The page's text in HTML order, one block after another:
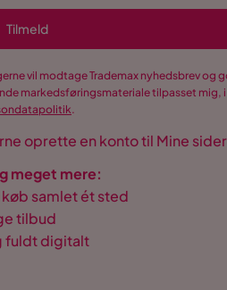
Tilmeld
vil modtage Trademax nyhedsbrev og
markedsføringsmateriale tilpasset mig,
.
oprette en konto til Mine
meget mere:
samlet ét sted
tilbud
fuldt digitalt